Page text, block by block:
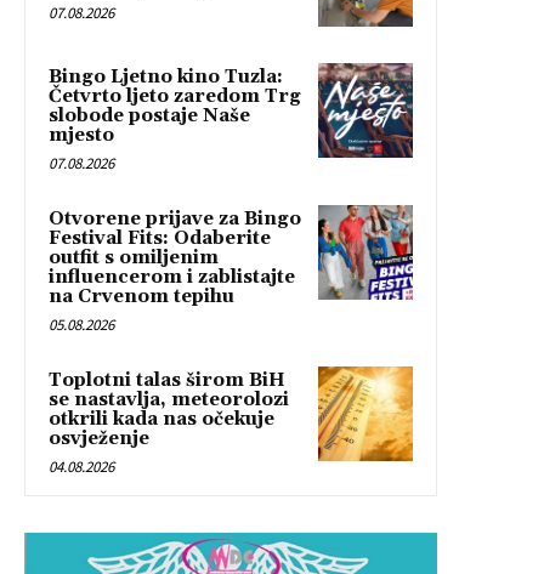
07.08.2026
Bingo Ljetno kino Tuzla:
Četvrto ljeto zaredom Trg
slobode postaje Naše
mjesto
07.08.2026
Otvorene prijave za Bingo
Festival Fits: Odaberite
outfit s omiljenim
influencerom i zablistajte
na Crvenom tepihu
05.08.2026
Toplotni talas širom BiH
se nastavlja, meteorolozi
otkrili kada nas očekuje
osvježenje
04.08.2026